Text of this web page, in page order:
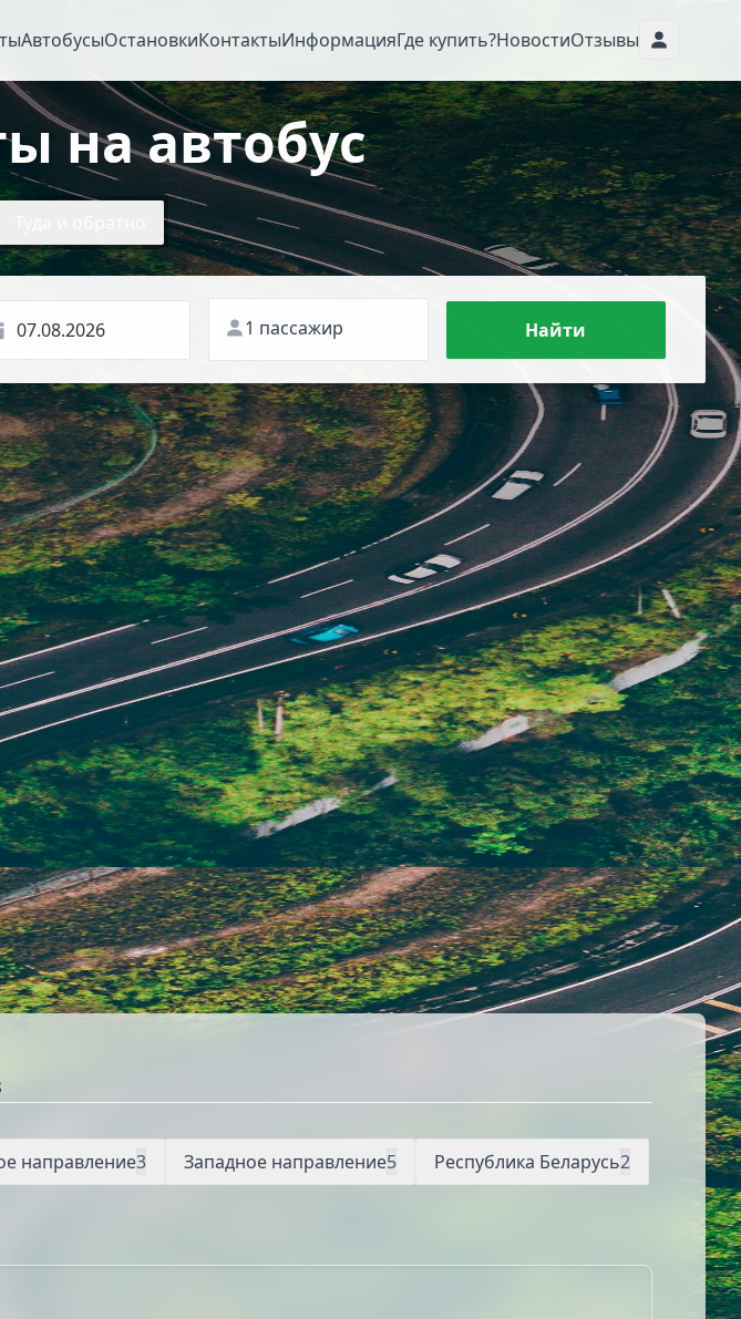
АвтобусыОстановкиКонтактыИнформацияГде купить?НовостиОтзывы
на автобус
1 пассажир Найти
направление3 Западное направление5 Республика Беларусь2